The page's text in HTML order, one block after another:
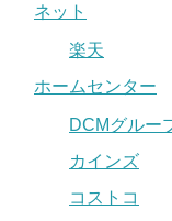
ネット
楽天
ホームセンター
DCMグルー
カインズ
コストコ